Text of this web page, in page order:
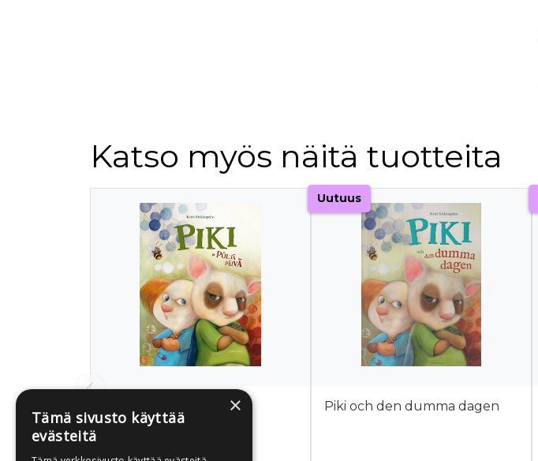
Katso myös näitä tuotteita
Tuoteluettelon alku
Piki ja pöljä päivä
Uutuus
Piki och den dumma dagen
×
Tämä sivusto käyttää
evästeitä